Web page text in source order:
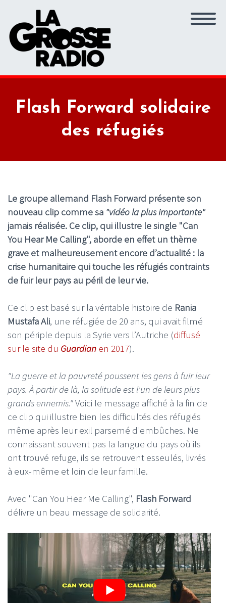
Flash Forward solidaire
des réfugiés
Le groupe allemand Flash Forward présente son
nouveau clip comme sa "vidéo la plus importante"
jamais réalisée. Ce clip, qui illustre le single "Can
You Hear Me Calling", aborde en effet un thème
grave et malheureusement encore d’actualité : la
crise humanitaire qui touche les réfugiés contraints
de fuir leur pays au péril de leur vie.
Ce clip est basé sur la véritable histoire de Rania
Mustafa Ali, une réfugiée de 20 ans, qui avait filmé
son périple depuis la Syrie vers l’Autriche (diffusé
sur le site du Guardian en 2017).
"La guerre et la pauvreté poussent les gens à fuir leur
pays. À partir de là, la solitude est l'un de leurs plus
grands ennemis."Voici le message affiché à la fin de
ce clip qui illustre bien les difficultés des réfugiés
même après leur exil parsemé d'embûches. Ne
connaissant souvent pas la langue du pays où ils
ont trouvé refuge, ils se retrouvent esseulés, livrés
à eux-même et loin de leur famille.
Avec "Can You Hear Me Calling", Flash Forward
délivre un beau message de solidarité.